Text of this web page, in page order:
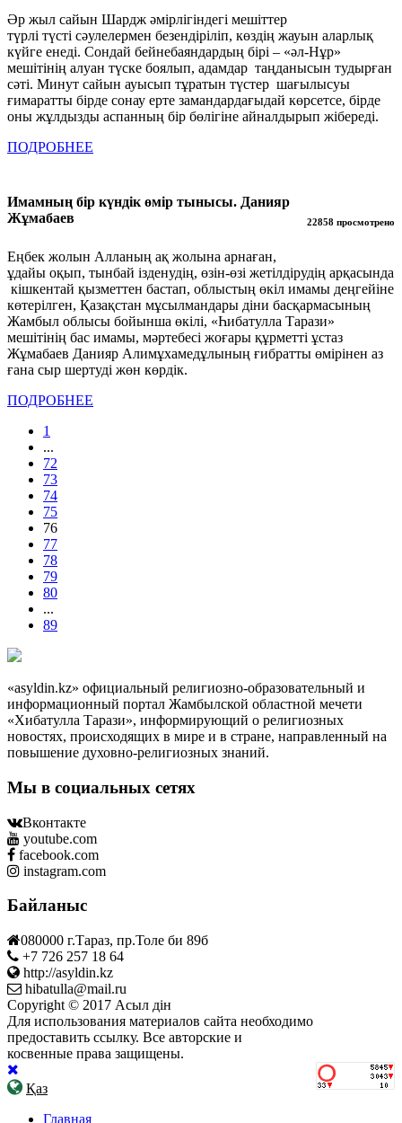
Әр жыл сайын Шардж әмірлігіндегі мешіттер
түрлі түсті сәулелермен безендіріліп, көздің жауын аларлық
күйге енеді. Сондай бейнебаяндардың бірі – «әл-Нұр»
мешітінің алуан түске боялып, адамдар таңданысын тудырған
сәті. Минут сайын ауысып тұратын түстер шағылысуы
ғимаратты бірде сонау ерте замандардағыдай көрсетсе, бірде
оны жұлдызды аспанның бір бөлігіне айналдырып жібереді.
ПОДРОБНЕЕ
22858 просмотрено
Имамның бір күндік өмір тынысы. Данияр
Жұмабаев
Еңбек жолын Алланың ақ жолына арнаған,
ұдайы оқып, тынбай ізденудің, өзін-өзі жетілдірудің арқасында
кішкентай қызметтен бастап, облыстың өкіл имамы деңгейіне
көтерілген, Қазақстан мұсылмандары діни басқармасының
Жамбыл облысы бойынша өкілі, «Һибатулла Тарази»
мешітінің бас имамы, мәртебесі жоғары құрметті ұстаз
Жұмабаев Данияр Алимұхамедұлының ғибратты өмірінен аз
ғана сыр шертуді жөн көрдік.
ПОДРОБНЕЕ
1
...
72
73
74
75
76
77
78
79
80
...
89
«asyldin.kz» официальный религиозно-образовательный и
информационный портал Жамбылской областной мечети
«Хибатулла Тарази», информирующий о религиозных
новостях, происходящих в мире и в стране, направленный на
повышение духовно-религиозных знаний.
Мы в социальных сетях
Вконтакте
youtube.com
facebook.com
instagram.com
Байланыс
080000 г.Тараз, пр.Толе би 89б
+7 726 257 18 64
http://asyldin.kz
hibatulla@mail.ru
Copyright © 2017 Асыл дін
Для использования материалов сайта необходимо
предоставить ссылку. Все авторские и
косвенные права защищены.
Қаз
Главная